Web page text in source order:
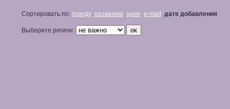
Сортировать по: городу названию цене e-mail дате добавления
Выберите регион: